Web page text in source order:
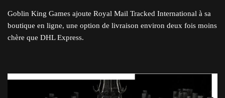
Goblin King Games ajoute Royal Mail Tracked International à sa
boutique en ligne, une option de livraison environ deux fois moins
chère que DHL Express.